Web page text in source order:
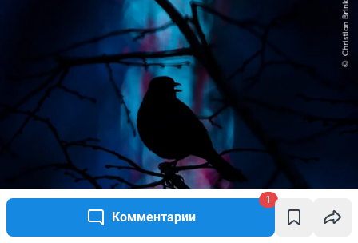
Комментарии
1